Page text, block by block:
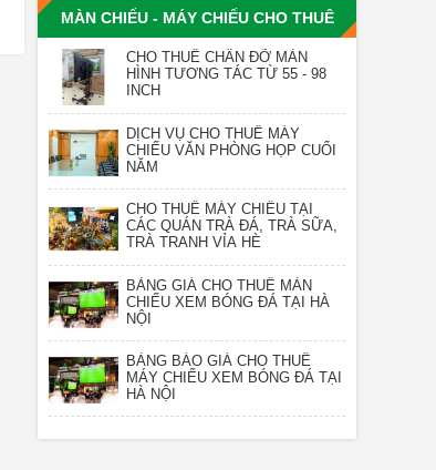
MÀN CHIẾU - MÁY CHIẾU CHO THUÊ
CHO THUÊ CHÂN ĐỠ MÀN
HÌNH TƯƠNG TÁC TỪ 55 - 98
INCH
DỊCH VỤ CHO THUÊ MÁY
CHIẾU VĂN PHÒNG HỌP CUỐI
NĂM
CHO THUÊ MÁY CHIẾU TẠI
CÁC QUÁN TRÀ ĐÁ, TRÀ SỮA,
TRÀ TRANH VỈA HÈ
BẢNG GIÁ CHO THUÊ MÀN
CHIẾU XEM BÓNG ĐÁ TẠI HÀ
NỘI
BẢNG BÁO GIÁ CHO THUÊ
MÁY CHIẾU XEM BÓNG ĐÁ TẠI
HÀ NỘI